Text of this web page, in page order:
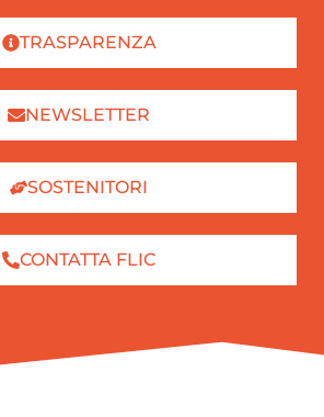
TRASPARENZA
NEWSLETTER
SOSTENITORI
CONTATTA FLIC